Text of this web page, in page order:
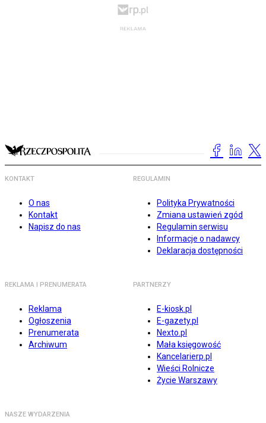
KONTAKT
O nas
Kontakt
Napisz do nas
REGULAMIN
Polityka Prywatności
Zmiana ustawień zgód
Regulamin serwisu
Informacje o nadawcy
Deklaracja dostępności
REKLAMA I PRENUMERATA
Reklama
Ogłoszenia
Prenumerata
Archiwum
PARTNERZY
E-kiosk.pl
E-gazety.pl
Nexto.pl
Mała księgowość
Kancelarierp.pl
Wieści Rolnicze
Życie Warszawy
NASZE WYDARZENIA